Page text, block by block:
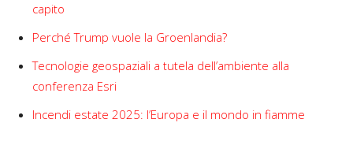
capito
Perché Trump vuole la Groenlandia?
Tecnologie geospaziali a tutela dell’ambiente alla
conferenza Esri
Incendi estate 2025: l’Europa e il mondo in fiamme